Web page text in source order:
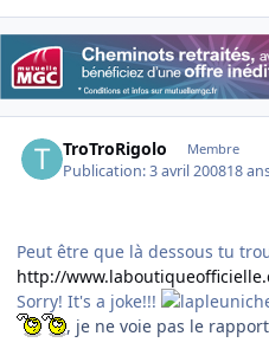
TroTroRigolo Membre
Publication:3 avril 200818
Peut être que là dessous tu
http://
Sorry! It's a joke!!!
, je ne voie pas le